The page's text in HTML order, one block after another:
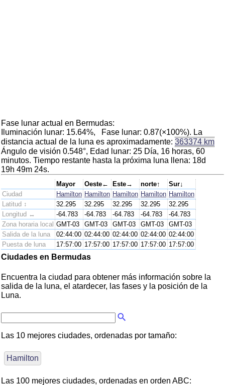
Fase lunar actual en Bermudas:
Iluminación lunar: 15.64%, Fase lunar: 0.87(×100%). La
distancia actual de la luna es aproximadamente: 363374 km
Ángulo de visión 0.548°, Edad lunar: 25 Día, 16 horas, 60
minutos. Tiempo restante hasta la próxima luna llena: 18d
19h 49m 24s.
Mayor Oeste← Este→ norte↑
Sur↓
Ciudad
Hamilton Hamilton Hamilton Hamilton Hamilton
Latitud ↕
32.295 32.295 32.295 32.295
32.295
Longitud ↔
-64.783 -64.783 -64.783 -64.783
-64.783
Zona horaria local GMT-03 GMT-03 GMT-03 GMT-03
GMT-03
Salida de la luna
02:44:00 02:44:00 02:44:00 02:44:00 02:44:00
Puesta de luna
17:57:00 17:57:00 17:57:00 17:57:00 17:57:00
Ciudades en Bermudas
Encuentra la ciudad para obtener más información sobre la
salida de la luna, el atardecer, las fases y la posición de la
Luna.
Las 10 mejores ciudades, ordenadas por tamaño:
Hamilton
Las 100 mejores ciudades, ordenadas en orden ABC: